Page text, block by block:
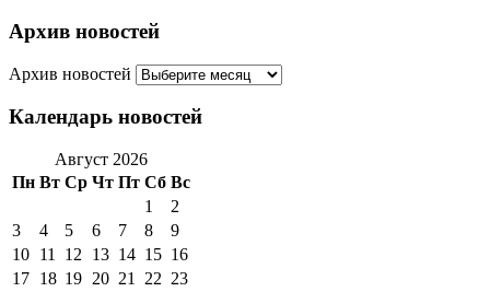
Архив новостей
Архив новостей
Календарь новостей
Август 2026
Пн Вт Ср Чт Пт Сб Вс
1
2
3
4 5 6 7 8
9
10 11 12 13 14 15 16
17 18 19 20 21 22 23